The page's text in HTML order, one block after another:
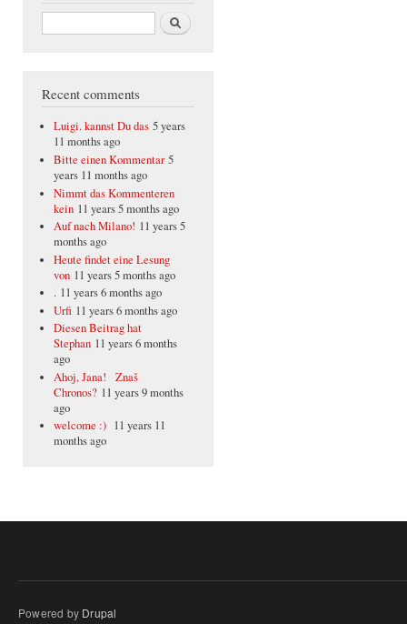
Search
Recent comments
Luigi. kannst Du das 5 years
11 months ago
Bitte einen Kommentar 5
years 11 months ago
Nimmt das Kommenteren
kein 11 years 5 months ago
Auf nach Milano! 11 years 5
months ago
Heute findet eine Lesung
von 11 years 5 months ago
. 11 years 6 months ago
Urfi 11 years 6 months ago
Diesen Beitrag hat
Stephan 11 years 6 months
ago
Ahoj, Jana! Znaš
Chronos? 11 years 9 months
ago
welcome :) 11 years 11
months ago
Powered by Drupal